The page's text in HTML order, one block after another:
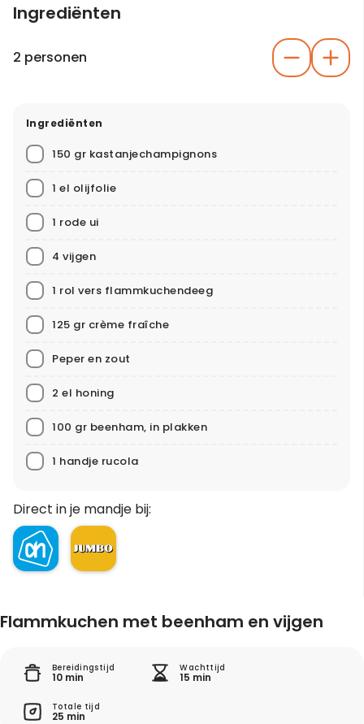
Ingrediënten
2 personen
Ingrediënten
150 gr kastanjechampignons
1 el olijfolie
1 rode ui
4 vijgen
1 rol vers flammkuchendeeg
125 gr crème fraîche
Peper en zout
2 el honing
100 gr beenham, in plakken
1 handje rucola
Direct in je mandje bij:
Flammkuchen met beenham en vijgen
Bereidingstijd
10 min
Wachttijd
15 min
Totale tijd
25 min